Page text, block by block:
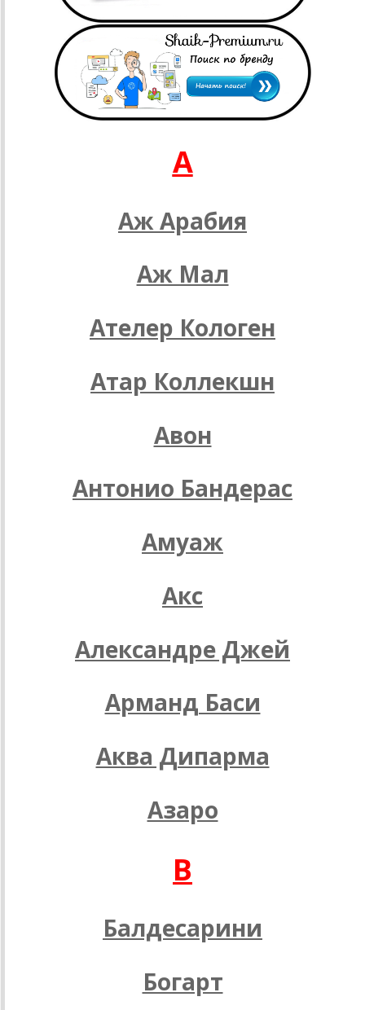
A
Аж Арабия
Аж Мал
Ателер Кологен
Атар Коллекшн
Авон
Антонио Бандерас
Амуаж
Акс
Александре Джей
Арманд Баси
Аква Дипарма
Азаро
B
Балдесарини
Богарт